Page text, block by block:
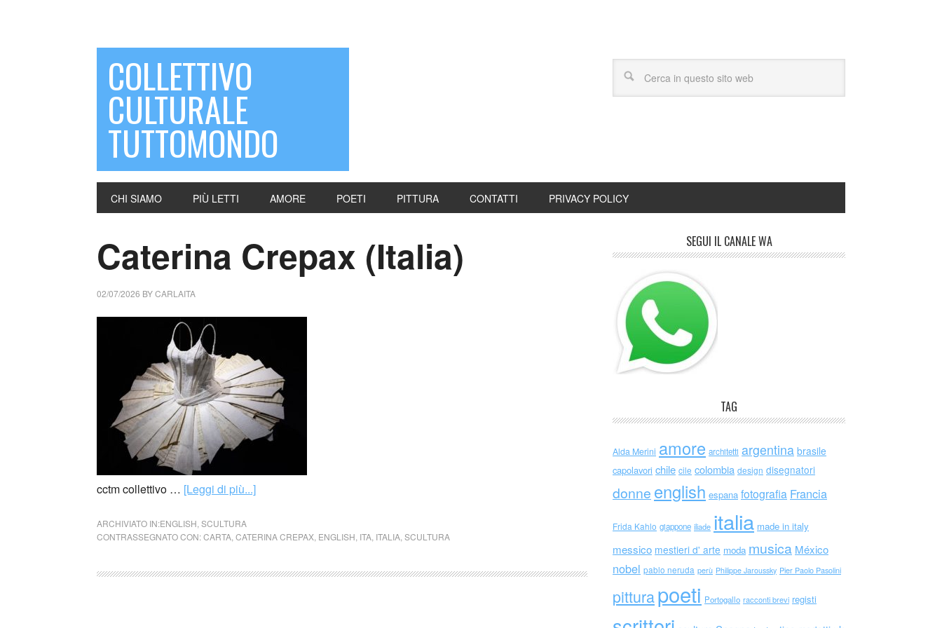
COLLETTIVO
CULTURALE
TUTTOMONDO
CHI SIAMO PIÙ LETTI AMORE POETI PITTURA CONTATTI PRIVACY POLICY
Caterina Crepax (Italia)
02/07/2026 BYCARLAITA
cctm collettivo … [Leggi di più...]
ARCHIVIATO IN:ENGLISH SCULTURA
CONTRASSEGNATO CON:CARTA CATERINA CREPAX ENGLISH ITA ITALIA SCULTURA
SEGUI IL CANALE WA
TAG
Alda Merini amore architetti argentina brasile
capolavori chile cile colombia design disegnatori
donne english espana fotografia Francia
Frida Kahlo giappone iliade italia made in italy
messico mestieri d' arte moda musica México
nobel pablo neruda perù Philippe Jaroussky Pier Paolo Pasolini
pitturapoeti Portogallo racconti brevi registi